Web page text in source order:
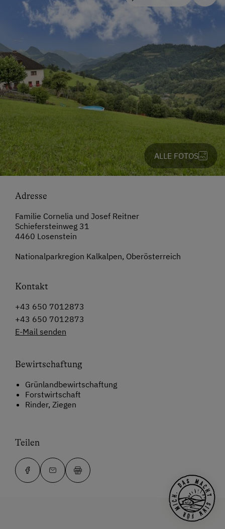
ALLE FOTOS
Adresse
Familie Cornelia und Josef Reitner
Schiefersteinweg 31
4460 Losenstein
Nationalparkregion Kalkalpen, Oberösterreich
Kontakt
+43 650 7012873
+43 650 7012873
E-Mail senden
Bewirtschaftung
Grünlandbewirtschaftung
Forstwirtschaft
Rinder, Ziegen
Teilen